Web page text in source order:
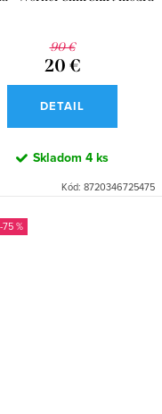
90 €
20 €
DETAIL
Skladom 4 ks
Kód: 8720346725475
-75 %